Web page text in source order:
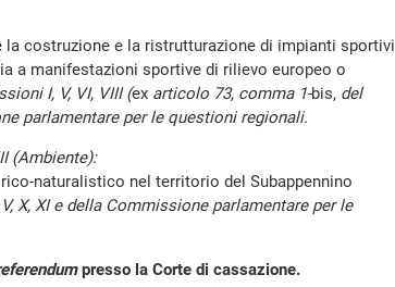
costruzione e la ristrutturazione di impianti sportivi
a manifestazioni sportive di rilievo europeo o
I, V, VI, VIII (ex articolo 73, comma 1-bis, del
parlamentare per le questioni regionali.
(Ambiente):
naturalistico nel territorio del Subappennino
X, XI e della Commissione parlamentare per le
presso la Corte di cassazione.